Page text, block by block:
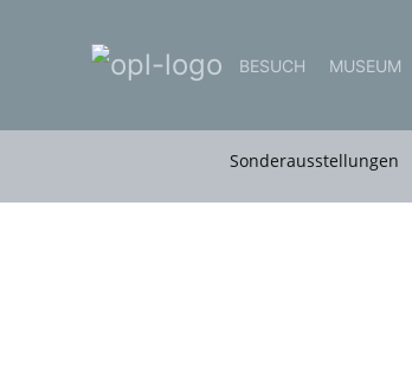
BESUCH MUSEUM
Sonderausstellungen